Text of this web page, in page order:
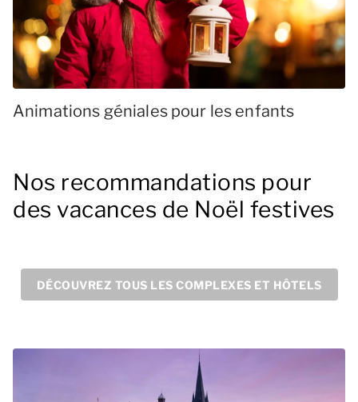
Animations géniales pour les enfants
Nos recommandations pour
des vacances de Noël festives
DÉCOUVREZ TOUS LES COMPLEXES ET HÔTELS